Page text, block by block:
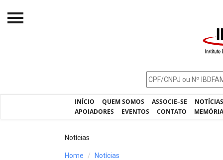
INÍCIO QUEM SOMOS ASSOCIE–SE
APOIADORES
EVENTOS CONTATO
Notícias
Home Notícias